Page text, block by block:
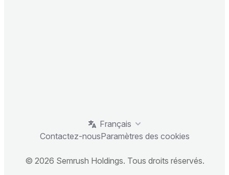
Français
Contactez-nousParamètres des cookies
© 2026 Semrush Holdings. Tous droits réservés.